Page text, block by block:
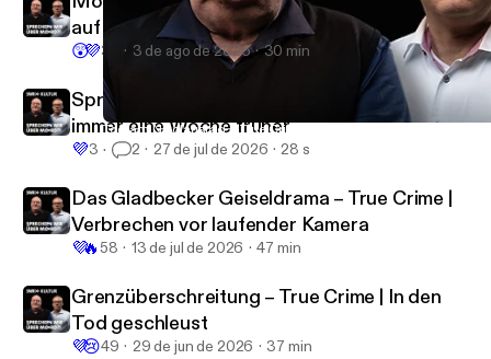
Tod am Nikolaustag – True Crime | Ein Faustschlag und ein
Sprechen wir über Mord?! Der SWR Kultur True Crime Podcast
auf dem Zebrastreifen
😲💜37 3 de ago de 2026 30 min
Sprechen wir über Mord?! - In ARD Sounds
immer eine Woche früher
💜3 2 27 de jul de 2026 28 s
Das Gladbecker Geiseldrama – True Crime |
Verbrechen vor laufender Kamera
💜🔥 58 13 de jul de 2026 47 min
Grenzüberschreitung – True Crime | In den
Tod geschleust
💜😢49 29 de jun de 2026 37 min